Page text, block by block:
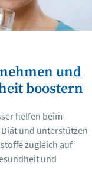
und
boostern
helfen beim
und unterstützen
zugleich auf
und